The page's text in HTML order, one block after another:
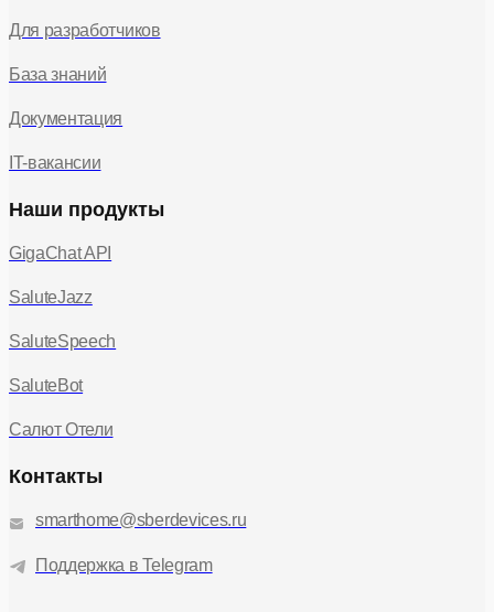
Для разработчиков
База знаний
Документация
IT-вакансии
Наши продукты
GigaChat API
SaluteJazz
SaluteSpeech
SaluteBot
Салют Отели
Контакты
smarthome@sberdevices.ru
Поддержка в Telegram